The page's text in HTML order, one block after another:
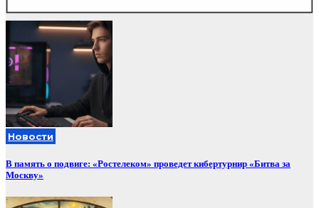
Новости
В память о подвиге: «Ростелеком» проведет кибертурнир «Битва за
Москву»